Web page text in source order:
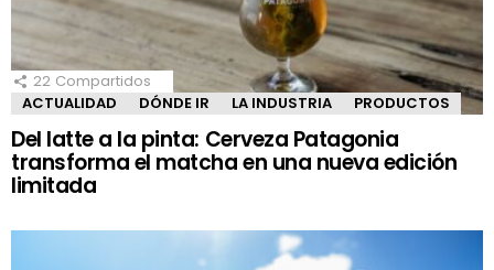
22 Compartidos
ACTUALIDAD
DÓNDE IR LA INDUSTRIA PRODUCTOS
Del latte a la pinta: Cerveza Patagonia
transforma el matcha en una nueva edición
limitada